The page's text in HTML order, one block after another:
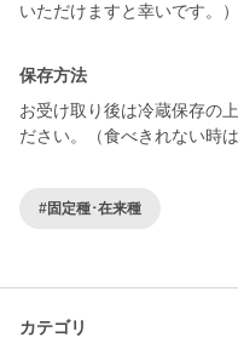
いただけますと幸いです。）
保存方法
お受け取り後は冷蔵保存の
ださい。（食べきれない時
#固定種･在来種
カテゴリ